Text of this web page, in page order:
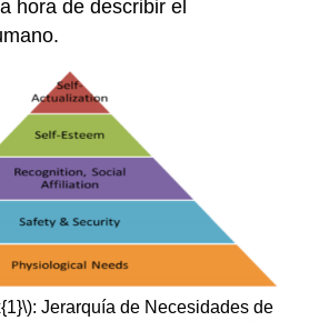
hora de describir el
: Jerarquía de Necesidades de